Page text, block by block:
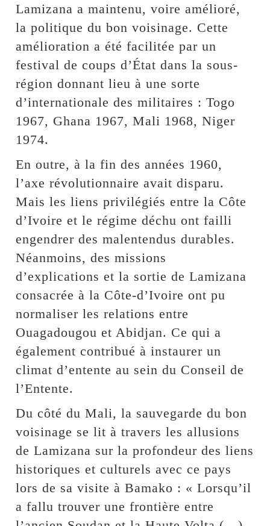
Lamizana a maintenu, voire amélioré,
la politique du bon voisinage. Cette
amélioration a été facilitée par un
festival de coups d’État dans la sous-
région donnant lieu à une sorte
d’internationale des militaires : Togo
1967, Ghana 1967, Mali 1968, Niger
1974.
En outre, à la fin des années 1960,
l’axe révolutionnaire avait disparu.
Mais les liens privilégiés entre la Côte
d’Ivoire et le régime déchu ont failli
engendrer des malentendus durables.
Néanmoins, des missions
d’explications et la sortie de Lamizana
consacrée à la Côte-d’Ivoire ont pu
normaliser les relations entre
Ouagadougou et Abidjan. Ce qui a
également contribué à instaurer un
climat d’entente au sein du Conseil de
l’Entente.
Du côté du Mali, la sauvegarde du bon
voisinage se lit à travers les allusions
de Lamizana sur la profondeur des liens
historiques et culturels avec ce pays
lors de sa visite à Bamako : « Lorsqu’il
a fallu trouver une frontière entre